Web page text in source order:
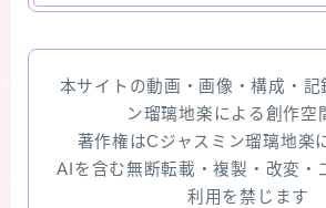
本サイトの動画・画像・構成・記
ン瑠璃地楽による創作空
著作権はCジャスミン瑠璃地楽
AIを含む無断転載・複製・改変・
利用を禁じます